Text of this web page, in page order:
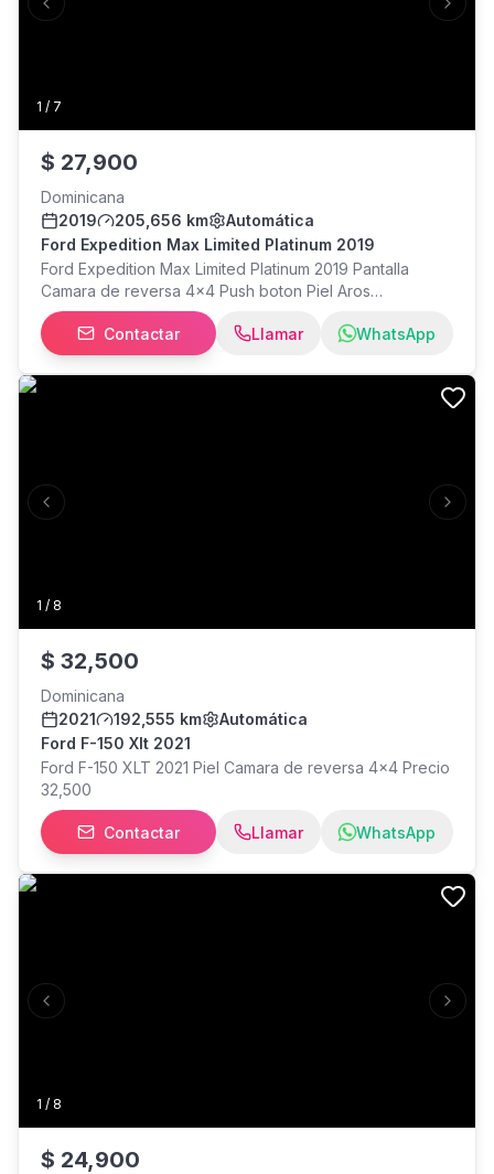
1 / 7
Previous slide Next
$ 27,900
Dominicana
2019
205,656 km
Automática
Ford Expedition Max Limited Platinum 2019
Ford Expedition Max Limited Platinum 2019 Pantalla
Camara de reversa 4x4 Push boton Piel Aros
Panoramica 27,900
Contactar
Llamar WhatsApp
1 / 8
Previous slide Next
$ 32,500
Dominicana
2021
192,555 km
Automática
Ford F-150 Xlt 2021
Ford F-150 XLT 2021 Piel Camara de reversa 4x4 Precio
32,500
Contactar Llamar WhatsApp
1 / 8
Previous slide Next
$ 24,900